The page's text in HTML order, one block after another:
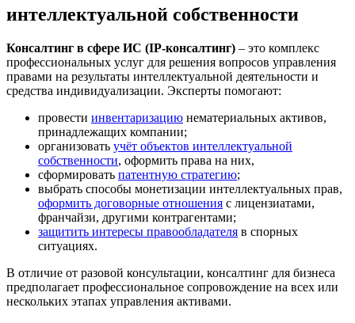
интеллектуальной собственности
Консалтинг в сфере ИС (IP-консалтинг) – это комплекс
профессиональных услуг для решения вопросов управления
правами на результаты интеллектуальной деятельности и
средства индивидуализации. Эксперты помогают:
провести инвентаризацию нематериальных активов,
принадлежащих компании;
организовать учёт объектов интеллектуальной
собственности, оформить права на них,
сформировать патентную стратегию;
выбрать способы монетизации интеллектуальных прав,
оформить договорные отношения с лицензиатами,
франчайзи, другими контрагентами;
защитить интересы правообладателя в спорных
ситуациях.
В отличие от разовой консультации, консалтинг для бизнеса
предполагает профессиональное сопровождение на всех или
нескольких этапах управления активами.